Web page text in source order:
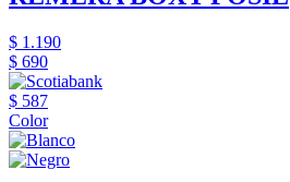
$ 1.190
$ 690
$ 587
Color